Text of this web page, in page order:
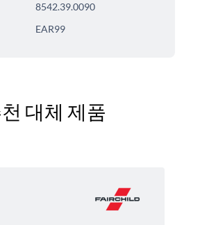
8542.39.0090
EAR99
대체 제품